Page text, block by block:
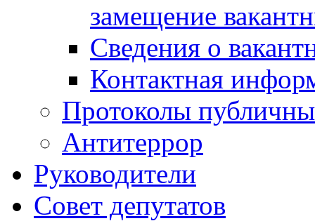
замещение
Сведения о
Контактная
Протоколы
Антитеррор
Руководители
Совет депутатов